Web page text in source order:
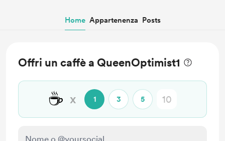
Home Appartenenza Posts
Offri un caffè a QueenOptimist1
☕ x 1 3 5